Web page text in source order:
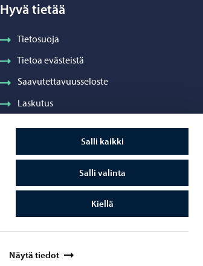
Näytä tiedot
Salli kaikki
Salli valinta
Kiellä
Hyvä tietää
Tietosuoja
Tietoa evästeistä
Saavutettavuusseloste
Laskutus